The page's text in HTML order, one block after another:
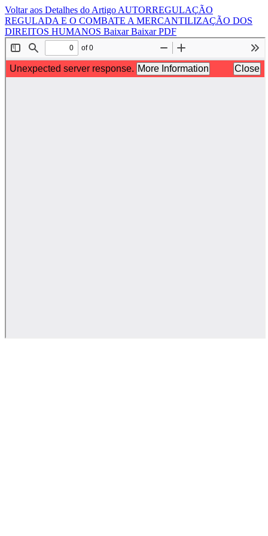
Voltar aos Detalhes do Artigo AUTORREGULAÇÃO
REGULADA E O COMBATE A MERCANTILIZAÇÃO DOS
DIREITOS HUMANOS BaixarBaixar PDF